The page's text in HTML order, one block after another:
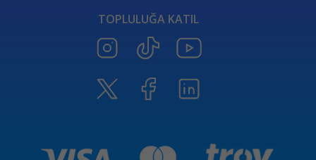
Aşıklar Tarot Kartı
Güneş Tarot Sağlık Anlamı
Merkür Oğlak burcunda
Ay Tarot Sağlık Anlamı
Değnek Üçlüsü Anlamı
Denge kartı anlamı
tarotta değnek ikilisi sağlık anlamı
TOPLULUĞA KATIL